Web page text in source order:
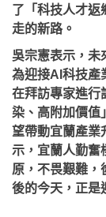
了「科技人才返
走的新路。
吳宗憲表示，未
為迎接AI科技產
在拜訪專家進行
染、高附加價值
望帶動宜蘭產業
示，宜蘭人勤奮
原，不畏艱難，
後的今天，正是